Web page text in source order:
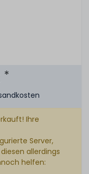
*
Ihre
Server,
allerdings
helfen: